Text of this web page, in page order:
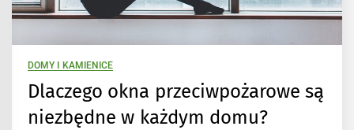
DOMY I KAMIENICE
Dlaczego okna przeciwpożarowe są
niezbędne w każdym domu?